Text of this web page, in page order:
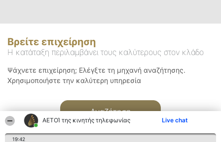
ΑΕΤΟΊ της κινητής τηλεφωνίας Live chat
19:42
Βρείτε επιχείρηση
Η κατάταξη περιλαμβάνει τους καλύτερους στον κλάδο
Ψάχνετε επιχείρηση; Ελέγξτε τη μηχανή αναζήτησης.
Χρησιμοποιήστε την καλύτερη υπηρεσία
Αναζήτηση